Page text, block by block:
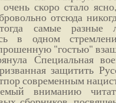
скоро стало
отсюда
самые разные
в одном
"гостью"
Специальная
защитить
современным
вниманию